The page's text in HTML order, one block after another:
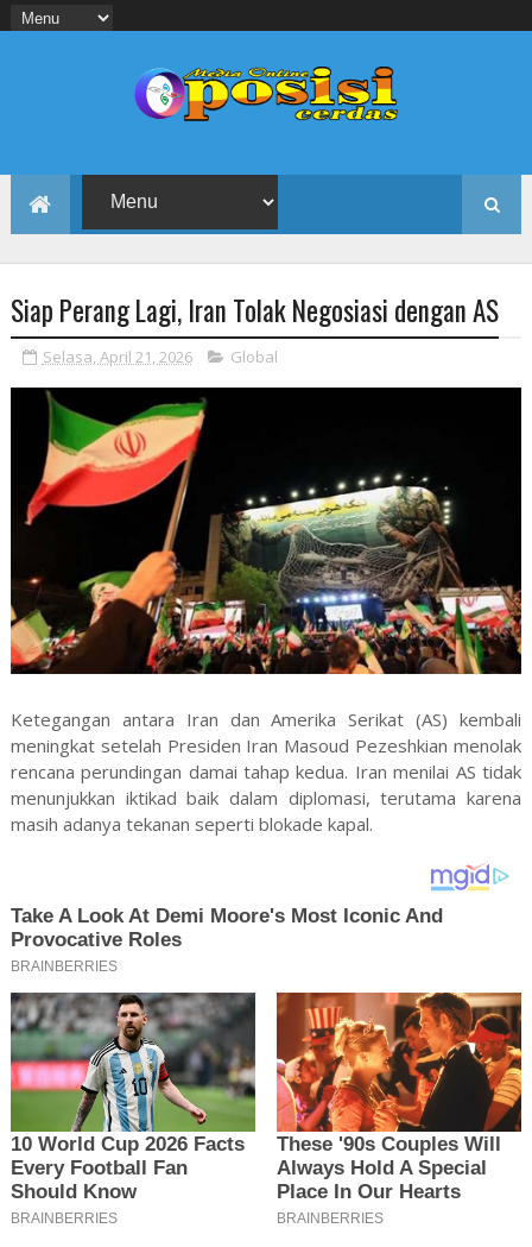
Siap Perang Lagi, Iran Tolak Negosiasi dengan AS
Selasa, April 21, 2026 Global
Ketegangan antara Iran dan Amerika Serikat (AS) kembali
meningkat setelah Presiden Iran Masoud Pezeshkian menolak
rencana perundingan damai tahap kedua. Iran menilai AS tidak
menunjukkan iktikad baik dalam diplomasi, terutama karena
masih adanya tekanan seperti blokade kapal.